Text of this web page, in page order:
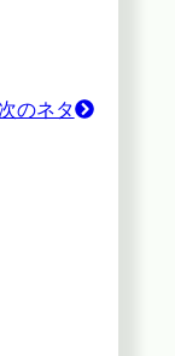
次のネタ